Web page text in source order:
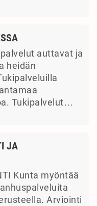
auttavat ja
heidän
Tukipalvelut…
JA
Kunta myöntää
Arviointi